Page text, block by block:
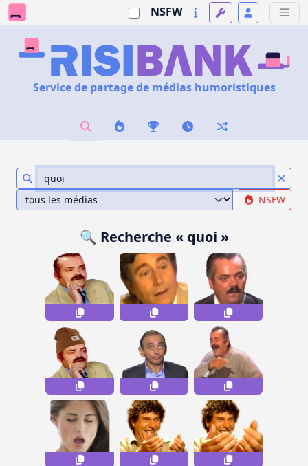
NSFW
Service de partage de médias humoristiques
NSFW
🔍 Recherche « quoi »